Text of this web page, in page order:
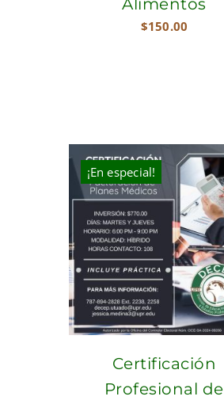
Alimentos
$150.00
¡En especial!
Certificación
Profesional de